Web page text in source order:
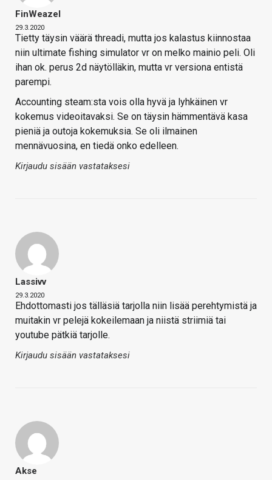
FinWeazel
29.3.2020
Tietty täysin väärä threadi, mutta jos kalastus kiinnostaa
niin ultimate fishing simulator vr on melko mainio peli. Oli
ihan ok. perus 2d näytölläkin, mutta vr versiona entistä
parempi.
Accounting steam:sta vois olla hyvä ja lyhkäinen vr
kokemus videoitavaksi. Se on täysin hämmentävä kasa
pieniä ja outoja kokemuksia. Se oli ilmainen
mennävuosina, en tiedä onko edelleen.
Kirjaudu sisään vastataksesi
Lassivv
29.3.2020
Ehdottomasti jos tälläsiä tarjolla niin lisää perehtymistä ja
muitakin vr pelejä kokeilemaan ja niistä striimiä tai
youtube pätkiä tarjolle.
Kirjaudu sisään vastataksesi
Akse